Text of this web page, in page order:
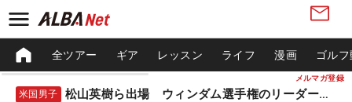
メルマガ登録
全ツアー ギア レッスン ライフ 漫画 ゴル
米国男子 松山英樹ら出場 ウィンダム選手権のリーダーボード